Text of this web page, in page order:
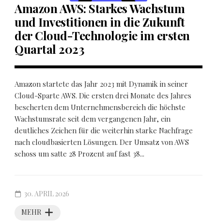
Amazon AWS: Starkes Wachstum
und Investitionen in die Zukunft
der Cloud-Technologie im ersten
Quartal 2023
Amazon startete das Jahr 2023 mit Dynamik in seiner
Cloud-Sparte AWS. Die ersten drei Monate des Jahres
bescherten dem Unternehmensbereich die höchste
Wachstumsrate seit dem vergangenen Jahr, ein
deutliches Zeichen für die weiterhin starke Nachfrage
nach cloudbasierten Lösungen. Der Umsatz von AWS
schoss um satte 28 Prozent auf fast 38...
MEHR
30. APRIL 2026